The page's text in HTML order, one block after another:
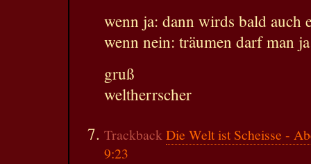
wenn ja: dann wirds bald
wenn nein: träumen darf man
gruß
weltherrscher
TrackbackDie Welt ist Scheisse -
9:23